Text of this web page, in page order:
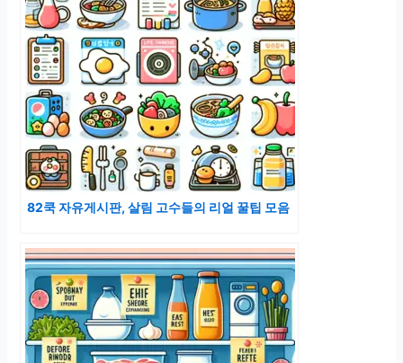
82쿡 자유게시판, 살림 고수들의 리얼 꿀팁 모음